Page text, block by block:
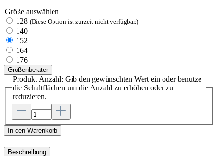
Größe auswählen
128 (Diese Option ist zurzeit nicht verfügbar.)
140
152
164
176
Größenberater
Produkt Anzahl: Gib den gewünschten Wert ein oder benutze
die Schaltflächen um die Anzahl zu erhöhen oder zu
reduzieren.
In den Warenkorb
Beschreibung